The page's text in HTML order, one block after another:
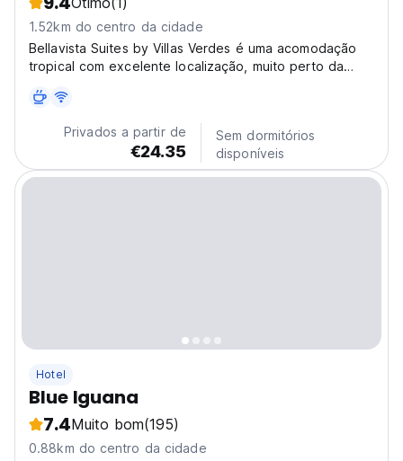
1.52km do centro da cidade
Bellavista Suites by Villas Verdes é uma acomodação
tropical com excelente localização, muito perto da
vistas deslumbrantes do pôr do sol.
Privados a partir de
€24.35
Sem dormitórios
disponíveis
Hotel
Blue Iguana
7.4Muito bom(195)
0.88km do centro da cidade